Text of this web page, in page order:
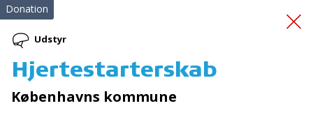
Sproggaven
Donation
Udstyr
Hjertestarterskab
Københavns kommune